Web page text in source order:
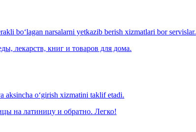
bo‘lagan narsalarni yetkazib berish xizmatlari bor servislar.
лекарств, книг и товаров для дома.
o‘girish xizmatini taklif etadi.
на латиницу и обратно. Легко!